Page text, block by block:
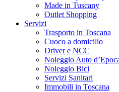
Made in Tuscany
Outlet Shopping
Servizi
Trasporto in Toscana
Cuoco a domicilio
Driver e NCC
Noleggio Auto
Noleggio Bici
Servizi Sanitari
Immobili in Toscana